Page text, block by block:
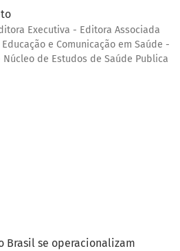
Executiva - Editora Associada
e Comunicação em Saúde -
de Estudos de Saúde Publica
Brasil se operacionalizam